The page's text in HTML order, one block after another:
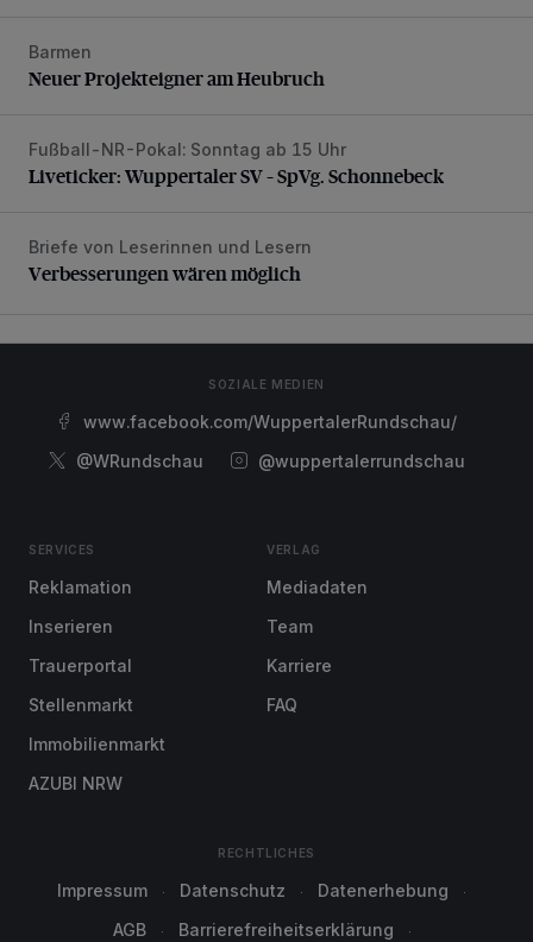
Neuer Projekteigner am Heubruch
Barmen
Neuer Projekteigner am Heubruch
Liveticker: Wuppertaler SV – SpVg. Schonnebeck
Fußball-NR-Pokal: Sonntag ab 15 Uhr
Liveticker: Wuppertaler SV – SpVg. Schonnebeck
Verbesserungen wären möglich
Briefe von Leserinnen und Lesern
Verbesserungen wären möglich
SOZIALE MEDIEN
www.facebook.com/WuppertalerRundschau/
@WRundschau
@wuppertalerrundschau
SERVICES
Reklamation
Inserieren
Trauerportal
Stellenmarkt
Immobilienmarkt
AZUBI NRW
VERLAG
Mediadaten
Team
Karriere
FAQ
RECHTLICHES
Impressum Datenschutz
Datenerhebung
AGB
Barrierefreiheitserklärung